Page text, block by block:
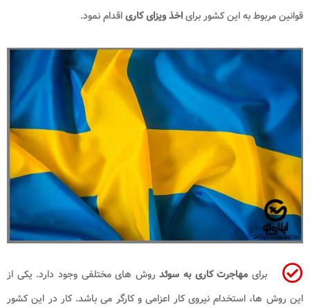
قوانین مربوط به این کشور برایاخذویزای کاریاقدام نمود.
برای مهاجرت کاری به سوئدروش ‌های مختلفی وجود دارد. یکی از
این روش‌ ها، استخدام نیروی کار اعزامی و کارگر می ‌باشد. کار در این کشور